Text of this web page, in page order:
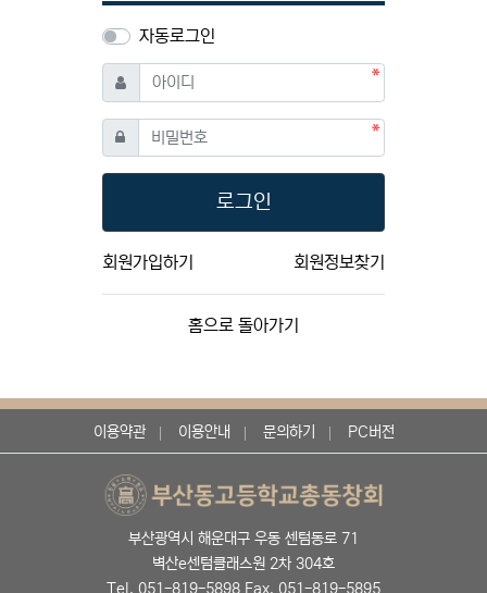
자동로그인
아이디 필수
비밀번호필수
로그인
회원가입하기 회원정보찾기
홈으로 돌아가기
이용약관 이용안내 문의하기 PC버전
부산광역시 해운대구 우동 센텀동로 71
벽산e센텀클래스원 2차 304호
Tel. 051-819-5898 Fax. 051-819-5895